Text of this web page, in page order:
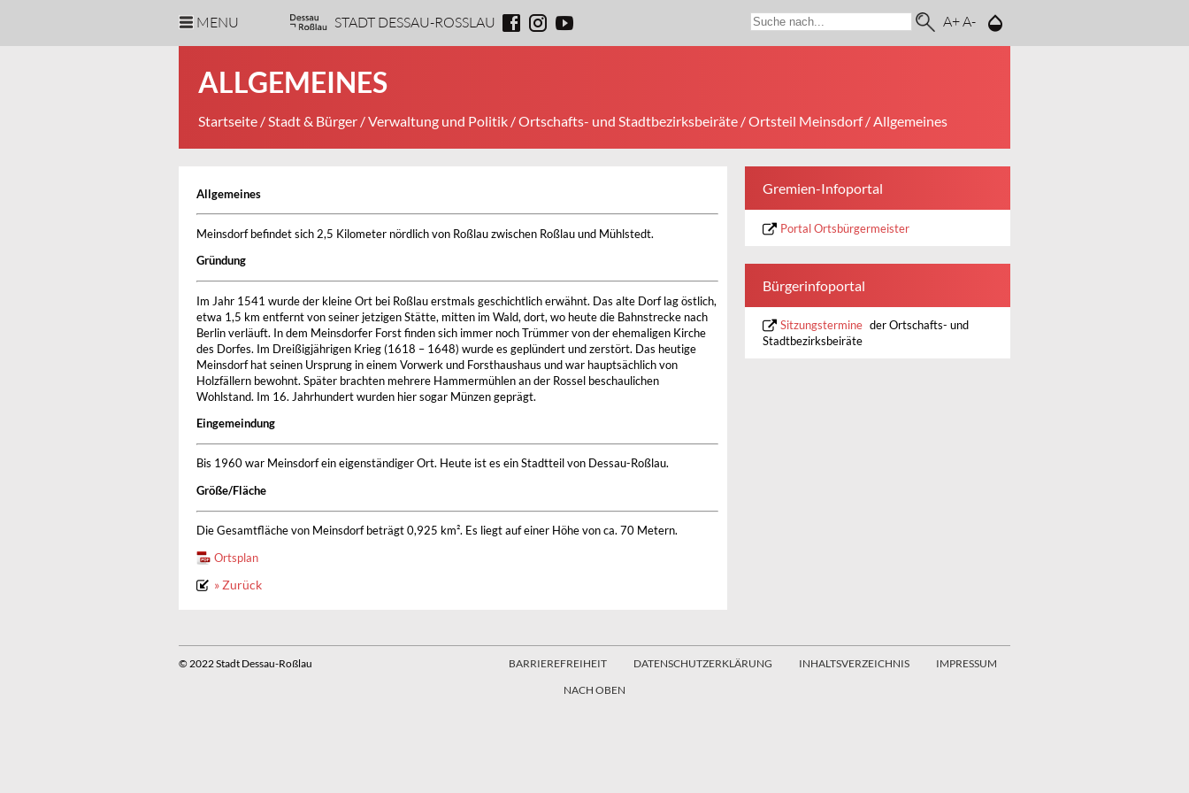
MENU STADT DESSAU-ROSSLAU A+A-
ALLGEMEINES
Startseite /Stadt & Bürger /Verwaltung und Politik /Ortschafts- und Stadtbezirksbeiräte /Ortsteil Meinsdorf/ Allgemeines
Allgemeines
Meinsdorf befindet sich 2,5 Kilometer nördlich von Roßlau zwischen Roßlau und Mühlstedt.
Gründung
Im Jahr 1541 wurde der kleine Ort bei Roßlau erstmals geschichtlich erwähnt. Das alte Dorf lag östlich,
etwa 1,5 km entfernt von seiner jetzigen Stätte, mitten im Wald, dort, wo heute die Bahnstrecke nach
Berlin verläuft. In dem Meinsdorfer Forst finden sich immer noch Trümmer von der ehemaligen Kirche
des Dorfes. Im Dreißigjährigen Krieg (1618 – 1648) wurde es geplündert und zerstört. Das heutige
Meinsdorf hat seinen Ursprung in einem Vorwerk und Forsthaushaus und war hauptsächlich von
Holzfällern bewohnt. Später brachten mehrere Hammermühlen an der Rossel beschaulichen
Wohlstand. Im 16. Jahrhundert wurden hier sogar Münzen geprägt.
Eingemeindung
Bis 1960 war Meinsdorf ein eigenständiger Ort. Heute ist es ein Stadtteil von Dessau-Roßlau.
Größe/Fläche
Die Gesamtfläche von Meinsdorf beträgt 0,925 km². Es liegt auf einer Höhe von ca. 70 Metern.
Ortsplan
» Zurück
Gremien-Infoportal
Portal Ortsbürgermeister
Bürgerinfoportal
Sitzungstermine der Ortschafts- und
Stadtbezirksbeiräte
© 2022 Stadt Dessau-Roßlau BARRIEREFREIHEIT DATENSCHUTZERKLÄRUNG INHALTSVERZEICHNIS
IMPRESSUM
NACH OBEN